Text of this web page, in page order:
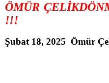
ÖMÜR
!!!
Şubat 18, 2025 Ömür